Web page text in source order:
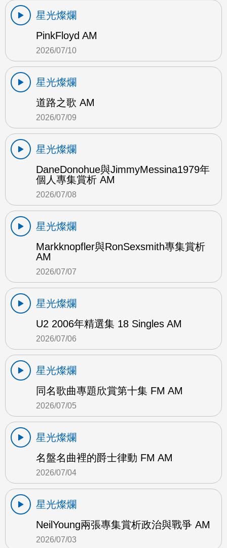
星光燦爛
PinkFloyd AM
2026/07/10
星光燦爛
道路之歌 AM
2026/07/09
星光燦爛
DaneDonohue與JimmyMessina1979年
個人專集賞析 AM
2026/07/08
星光燦爛
Markknopfler與RonSexsmith專集賞析
AM
2026/07/07
星光燦爛
U2 2006年精選集 18 Singles AM
2026/07/06
星光燦爛
同名歌曲專題欣賞第十集 FM AM
2026/07/05
星光燦爛
名盤名曲裡的爵士律動 FM AM
2026/07/04
星光燦爛
NeilYoung兩張專集賞析政治與戰爭 AM
2026/07/03